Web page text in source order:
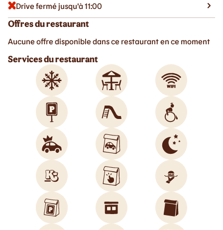
Drive fermé jusqu'à 11:00
Offres du restaurant
Aucune offre disponible dans ce restaurant en ce moment
Services du restaurant